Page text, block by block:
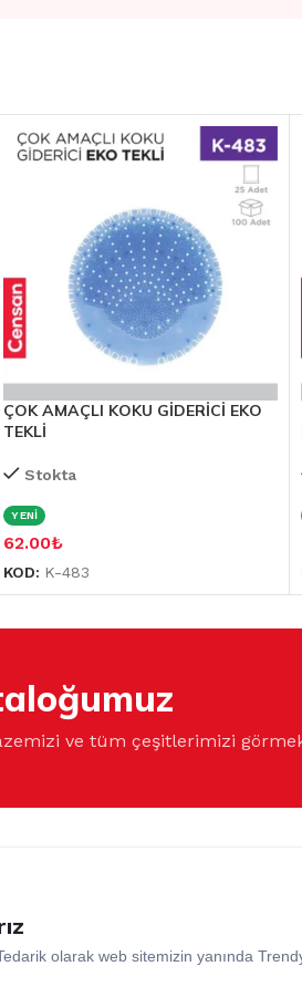
ÇOK AMAÇLI KOKU GİDERİCİ EKO
TEKLİ
Stokta
YENİ
62.00₺
KOD: K-483
ve tüm çeşitlerimizi
olarak web sitemizin yanında